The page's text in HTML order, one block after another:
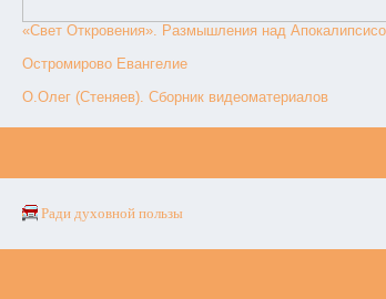
«Свет Откровения». Размышления над
Остромирово Евангелие
О.Олег (Стеняев). Сборник видеоматериалов
Ради духовной пользы